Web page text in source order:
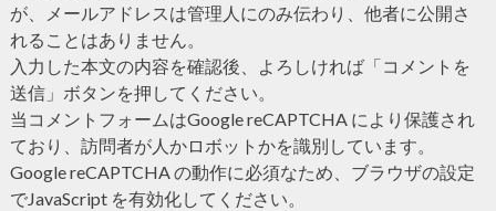
が、メールアドレスは管理人にのみ伝わり、他者に公開さ
れることはありません。
入力した本文の内容を確認後、よろしければ「コメントを
送信」ボタンを押してください。
当コメントフォームはGoogle reCAPTCHA により保護され
ており、訪問者が人かロボットかを識別しています。
Google reCAPTCHA の動作に必須なため、ブラウザの設定
でJavaScript を有効化してください。